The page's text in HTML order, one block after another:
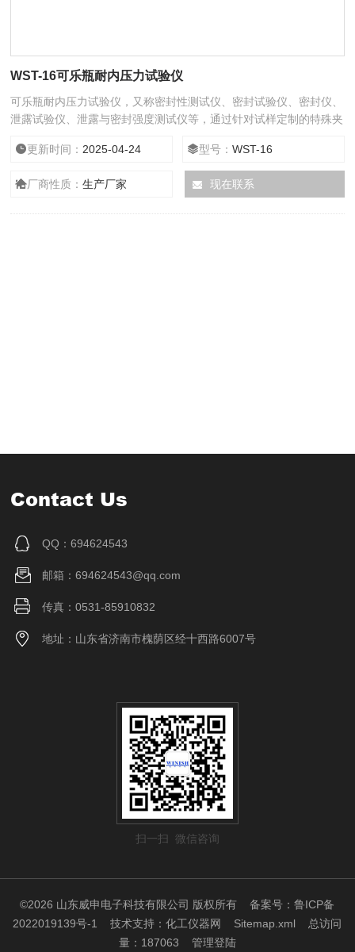
WST-16可乐瓶耐内压力试验仪
可乐瓶耐内压力试验仪，又称密封性测试仪、密封试验仪、密封仪、
泄露试验仪、泄露与密封强度测试仪等，通过针对试样定制的特殊夹
下降情况，以此判断试样的密封情况。
更新时间： 2025-04-24 型号：WST-16
厂商性质：生产厂家 现在联系
Contact Us
QQ：694624543
邮箱：694624543@qq.com
传真：0531-85910832
地址：山东省济南市槐荫区经十西路6007号
扫一扫 微信咨询
©2026 山东威申电子科技有限公司 版权所有备案号：鲁ICP备
2022019139号-1
技术支持：化工仪器网 Sitemap.xml 总访问
量：187063 管理登陆